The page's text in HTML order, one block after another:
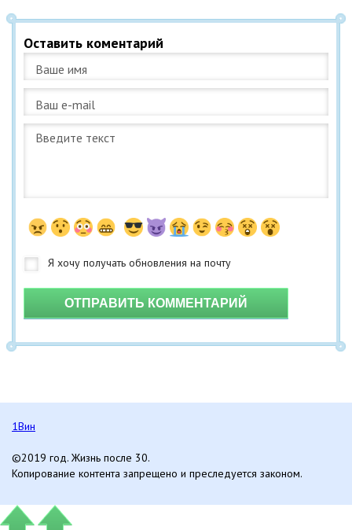
Оставить коментарий
ОТПРАВИТЬ КОММЕНТАРИЙ
1Вин
©2019 год. Жизнь после 30.
Копирование контента запрещено и преследуется законом.